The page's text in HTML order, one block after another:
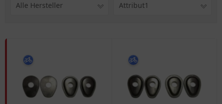
Alle Hersteller Attribut1